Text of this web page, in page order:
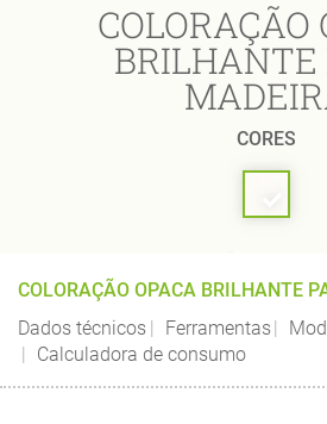
COLORAÇÃO
BRILHANTE
CORES
COLORAÇÃO OPACA BRILHANTE
Dados técnicos
Ferramentas
Calculadora de consumo